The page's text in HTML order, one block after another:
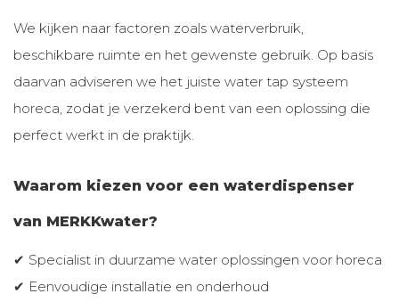
We kijken naar factoren zoals waterverbruik,
beschikbare ruimte en het gewenste gebruik. Op basis
daarvan adviseren we het juiste water tap systeem
horeca, zodat je verzekerd bent van een oplossing die
perfect werkt in de praktijk.
Waarom kiezen voor een waterdispenser
van MERKKwater?
✔ Specialist in duurzame water oplossingen voor horeca
✔ Eenvoudige installatie en onderhoud